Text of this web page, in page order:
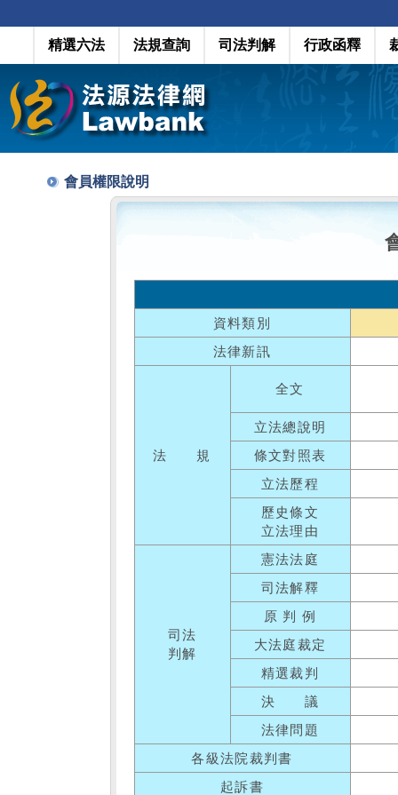
精選六法 法規查詢 司法判解 行政函釋
會員權限說明
資料類別
法律新訊
法 規
全文
立法總說明
條文對照表
立法歷程
歷史條文
立法理由
司法
判解
憲法法庭
司法解釋
原 判 例
大法庭裁定
精選裁判
決 議
法律問題
各級法院裁判書
起訴書